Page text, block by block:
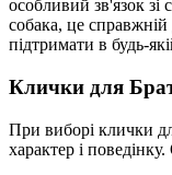
особливий зв'язок
собака, це
підтримати в будь-
Клички для
При виборі клички
характер і